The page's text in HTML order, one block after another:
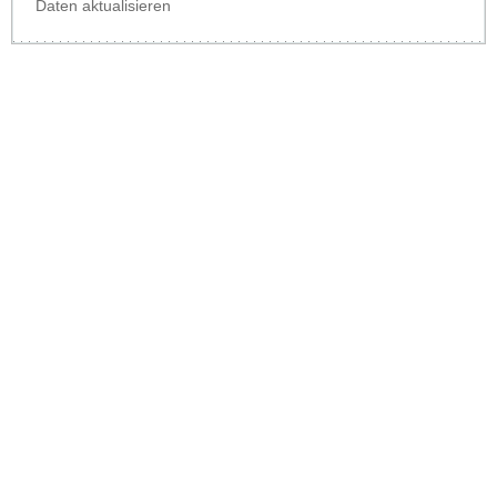
Daten aktualisieren